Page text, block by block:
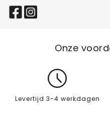
Onze
Levertijd 3-4 werkdagen